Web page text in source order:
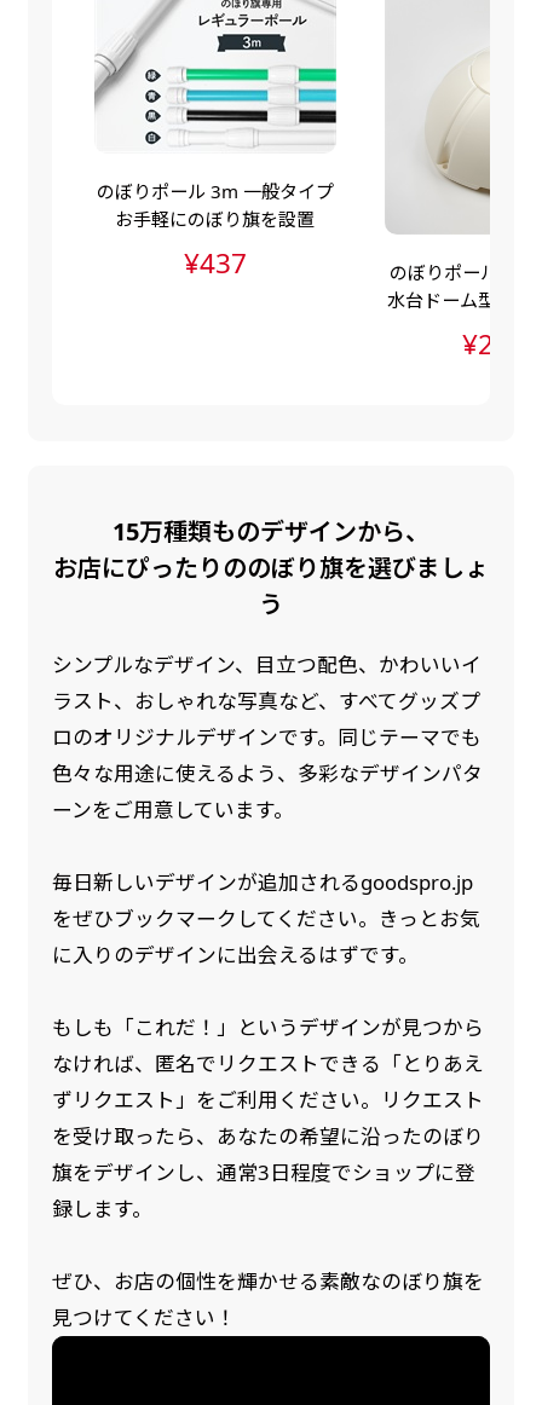
のぼりポール 3m 一般タイプ
お手軽にのぼり旗を設置
¥437
のぼりポールス
水台ドーム型（ポ
15万種類ものデザインから、
お店にぴったりののぼり旗を選びましょ
う
シンプルなデザイン、目立つ配色、かわいいイ
ラスト、おしゃれな写真など、すべてグッズプ
ロのオリジナルデザインです。同じテーマでも
色々な用途に使えるよう、多彩なデザインパタ
ーンをご用意しています。
毎日新しいデザインが追加されるgoodspro.jp
をぜひブックマークしてください。きっとお気
に入りのデザインに出会えるはずです。
もしも「これだ！」というデザインが見つから
なければ、匿名でリクエストできる「とりあえ
ずリクエスト」をご利用ください。リクエスト
を受け取ったら、あなたの希望に沿ったのぼり
旗をデザインし、通常3日程度でショップに登
録します。
ぜひ、お店の個性を輝かせる素敵なのぼり旗を
見つけてください！
自由入力(60x180以内)
お好みのサイズで縦幕・横幕の作成が可能です。
長辺が180cm以内、短辺が60cm以内であれば自
由なサイズを指定下さい！
あんな場所こんな場所お好みのサイズでお好みの
幕の製作をお楽しみください
レギュラーのれんは横幕の上部にチチを5か所つ
けて疑似的にのれんのような幕をつくります。お
店の入口付近の装飾に是非！
レギュラースリムのれん
レギュラーのれんスリムは横幕の上部にチチを5
スリムのれん縦30cm）お店の入口付近の装飾に
是非！